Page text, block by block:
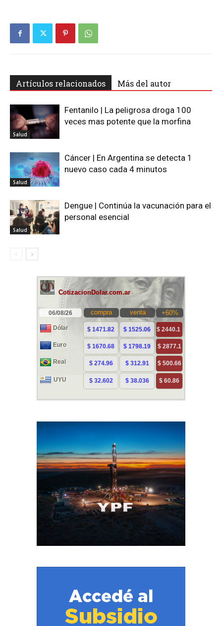
Artículos relacionados Más del autor
Salud
Fentanilo | La peligrosa droga 100
veces mas potente que la morfina
Salud
Cáncer | En Argentina se detecta 1
nuevo caso cada 4 minutos
Salud
Dengue | Continúa la vacunación para el
personal esencial